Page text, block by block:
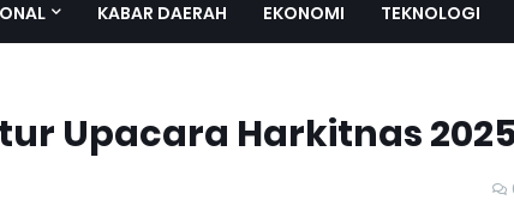
KABAR DAERAH EKONOMI TEKNOLOGI
Upacara Harkitnas